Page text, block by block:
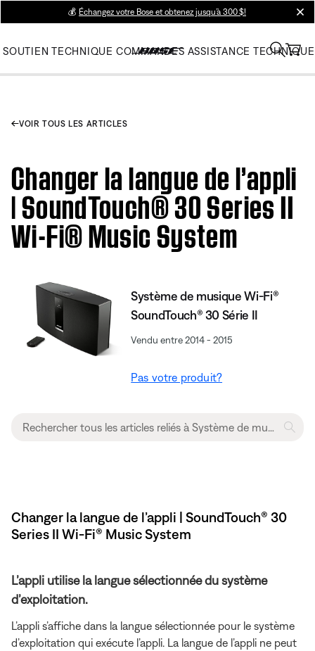
💰 Échangez votre Bose et obtenez jusqu’à 300 $!
SOUTIEN TECHNIQUE COMMANDES ASSISTANCE TECHNIQUE
VOIR TOUS LES ARTICLES
Changer la langue de l’appli
| SoundTouch® 30 Series II
Wi-Fi® Music System
Système de musique Wi-Fi®
SoundTouch® 30 Série II
Vendu entre 2014 - 2015
Pas votre produit?
Changer la langue de l’appli | SoundTouch® 30
Series II Wi-Fi® Music System
L’appli utilise la langue sélectionnée du système
d’exploitation.
L’appli s’affiche dans la langue sélectionnée pour le système
d’exploitation qui exécute l’appli. La langue de l’appli ne peut